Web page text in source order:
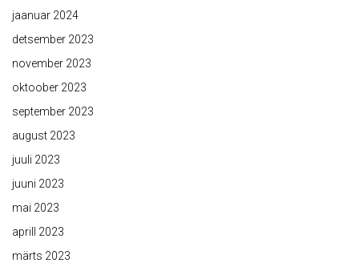
jaanuar 2024
detsember 2023
november 2023
oktoober 2023
september 2023
august 2023
juuli 2023
juuni 2023
mai 2023
aprill 2023
märts 2023